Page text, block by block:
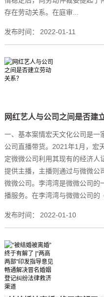
存在劳动关系。在庭审...
发布时间： 2022-01-11
网红艺人与公司之间是否建
一、基本案情宏天文化公司是一
公司直播带货。2021年1月，宏
定微微公司利用其现有的经济人
提供主播，主播则通过与微微公
微微公司。李湾湾是微微公司的
播服务。在李湾湾与微微公司的
发布时间： 2022-01-10